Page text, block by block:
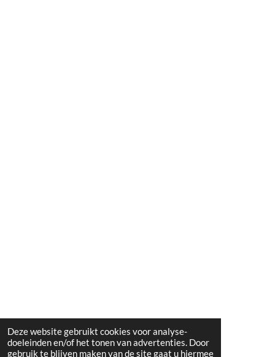
Deze website gebruikt cookies voor analyse-
doeleinden en/of het tonen van advertenties. Door
gebruik te blijven maken van de site gaat u hiermee